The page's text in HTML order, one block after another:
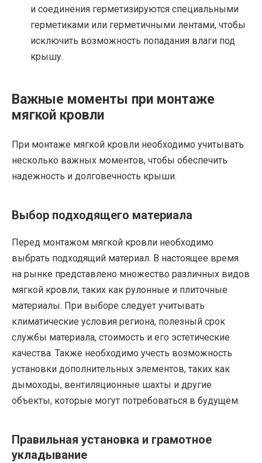
и соединения герметизируются специальными
герметиками или герметичными лентами, чтобы
исключить возможность попадания влаги под
крышу.
Важные моменты при монтаже
мягкой кровли
При монтаже мягкой кровли необходимо учитывать
несколько важных моментов, чтобы обеспечить
надежность и долговечность крыши.
Выбор подходящего материала
Перед монтажом мягкой кровли необходимо
выбрать подходящий материал. В настоящее время
на рынке представлено множество различных видов
мягкой кровли, таких как рулонные и плиточные
материалы. При выборе следует учитывать
климатические условия региона, полезный срок
службы материала, стоимость и его эстетические
качества. Также необходимо учесть возможность
установки дополнительных элементов, таких как
дымоходы, вентиляционные шахты и другие
объекты, которые могут потребоваться в будущем.
Правильная установка и грамотное
укладывание